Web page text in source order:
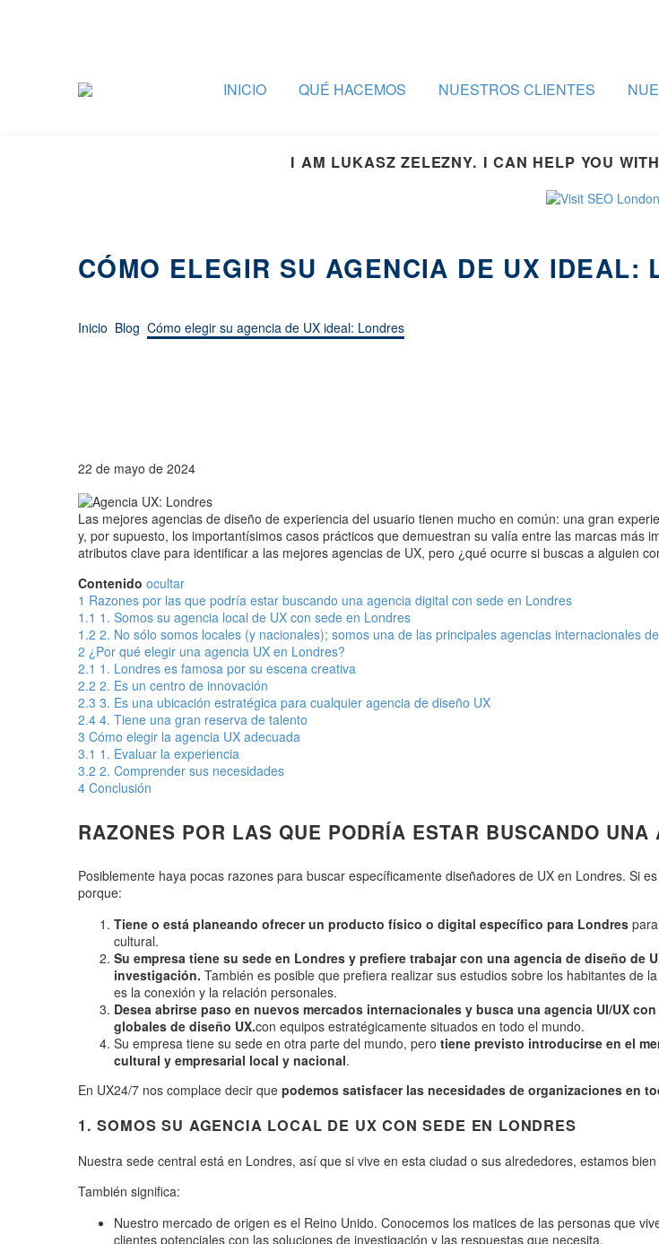
INICIO QUÉ HACEMOS NUESTROS CLIENTES
I AM LUKASZ ZELEZNY. I CAN HELP YOU
CÓMO ELEGIR SU AGENCIA DE UX IDEAL:
Inicio Blog Cómo elegir su agencia de UX ideal: Londres
22 de mayo de 2024
Las mejores agencias de diseño de experiencia del usuario tienen mucho en común: una gran
y, por supuesto, los importantísimos casos prácticos que demuestran su valía entre las marcas más
atributos clave para identificar a las mejores agencias de UX, pero ¿qué ocurre si buscas a alguien
Contenido ocultar
1 Razones por las que podría estar buscando una agencia digital con sede en Londres
1.1 1. Somos su agencia local de UX con sede en Londres
1.2 2. No sólo somos locales (y nacionales); somos una de las principales agencias internacionales
2 ¿Por qué elegir una agencia UX en Londres?
2.1 1. Londres es famosa por su escena creativa
2.2 2. Es un centro de innovación
2.3 3. Es una ubicación estratégica para cualquier agencia de diseño UX
2.4 4. Tiene una gran reserva de talento
3 Cómo elegir la agencia UX adecuada
3.1 1. Evaluar la experiencia
3.2 2. Comprender sus necesidades
4 Conclusión
RAZONES POR LAS QUE PODRÍA ESTAR BUSCANDO
Posiblemente haya pocas razones para buscar específicamente diseñadores de UX en Londres. Si
porque:
Tiene o está planeando ofrecer un producto físico o digital específico para Londres
cultural.
Su empresa tiene su sede en Londres y prefiere trabajar con una agencia de diseño
investigación. También es posible que prefiera realizar sus estudios sobre los habitantes de
es la conexión y la relación personales.
Desea abrirse paso en nuevos mercados internacionales y busca una agencia UI/UX
globales de diseño UX.con equipos estratégicamente situados en todo el mundo.
Su empresa tiene su sede en otra parte del mundo, pero tiene previsto introducirse en el
cultural y empresarial local y nacional.
En UX24/7 nos complace decir que podemos satisfacer las necesidades de organizaciones en
1. SOMOS SU AGENCIA LOCAL DE UX CON SEDE EN LONDRES
Nuestra sede central está en Londres, así que si vive en esta ciudad o sus alrededores, estamos
También significa:
Nuestro mercado de origen es el Reino Unido. Conocemos los matices de las personas que
clientes potenciales con las soluciones de investigación y las respuestas que necesita.